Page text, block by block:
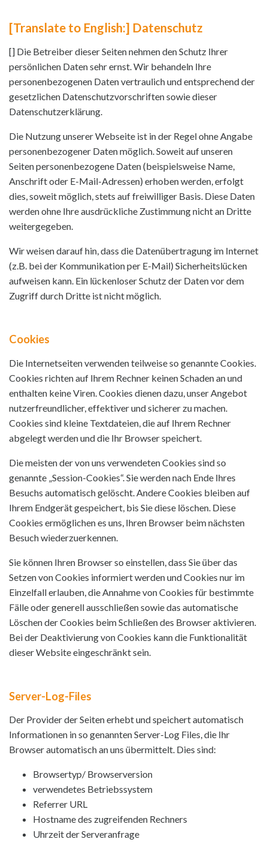
[Translate to English:] Datenschutz
[] Die Betreiber dieser Seiten nehmen den Schutz Ihrer
persönlichen Daten sehr ernst. Wir behandeln Ihre
personenbezogenen Daten vertraulich und entsprechend der
gesetzlichen Datenschutzvorschriften sowie dieser
Datenschutzerklärung.
Die Nutzung unserer Webseite ist in der Regel ohne Angabe
personenbezogener Daten möglich. Soweit auf unseren
Seiten personenbezogene Daten (beispielsweise Name,
Anschrift oder E-Mail-Adressen) erhoben werden, erfolgt
dies, soweit möglich, stets auf freiwilliger Basis. Diese Daten
werden ohne Ihre ausdrückliche Zustimmung nicht an Dritte
weitergegeben.
Wir weisen darauf hin, dass die Datenübertragung im Internet
(z.B. bei der Kommunikation per E-Mail) Sicherheitslücken
aufweisen kann. Ein lückenloser Schutz der Daten vor dem
Zugriff durch Dritte ist nicht möglich.
Cookies
Die Internetseiten verwenden teilweise so genannte Cookies.
Cookies richten auf Ihrem Rechner keinen Schaden an und
enthalten keine Viren. Cookies dienen dazu, unser Angebot
nutzerfreundlicher, effektiver und sicherer zu machen.
Cookies sind kleine Textdateien, die auf Ihrem Rechner
abgelegt werden und die Ihr Browser speichert.
Die meisten der von uns verwendeten Cookies sind so
genannte „Session-Cookies“. Sie werden nach Ende Ihres
Besuchs automatisch gelöscht. Andere Cookies bleiben auf
Ihrem Endgerät gespeichert, bis Sie diese löschen. Diese
Cookies ermöglichen es uns, Ihren Browser beim nächsten
Besuch wiederzuerkennen.
Sie können Ihren Browser so einstellen, dass Sie über das
Setzen von Cookies informiert werden und Cookies nur im
Einzelfall erlauben, die Annahme von Cookies für bestimmte
Fälle oder generell ausschließen sowie das automatische
Löschen der Cookies beim Schließen des Browser aktivieren.
Bei der Deaktivierung von Cookies kann die Funktionalität
dieser Website eingeschränkt sein.
Server-Log-Files
Der Provider der Seiten erhebt und speichert automatisch
Informationen in so genannten Server-Log Files, die Ihr
Browser automatisch an uns übermittelt. Dies sind:
Browsertyp/ Browserversion
verwendetes Betriebssystem
Referrer URL
Hostname des zugreifenden Rechners
Uhrzeit der Serveranfrage